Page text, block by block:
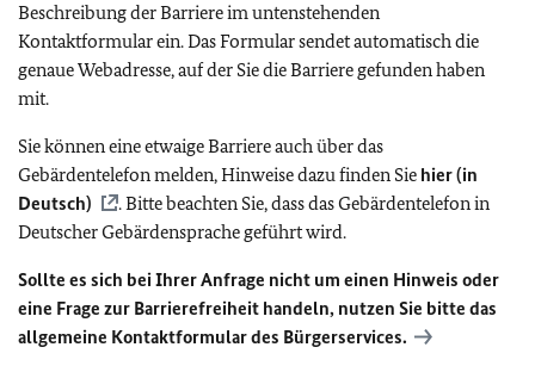
Beschreibung der Barriere im untenstehenden
Kontaktformular ein. Das Formular sendet automatisch die
genaue Webadresse, auf der Sie die Barriere gefunden haben
mit.
Sie können eine etwaige Barriere auch über das
Gebärdentelefon melden, Hinweise dazu finden Sie hier (in
Deutsch)
. Bitte beachten Sie, dass das Gebärdentelefon in
Deutscher Gebärdensprache geführt wird.
Sollte es sich bei Ihrer Anfrage nicht um einen Hinweis oder
eine Frage zur Barrierefreiheit handeln, nutzen Sie bitte das
allgemeine Kontaktformular des Bürgerservices.